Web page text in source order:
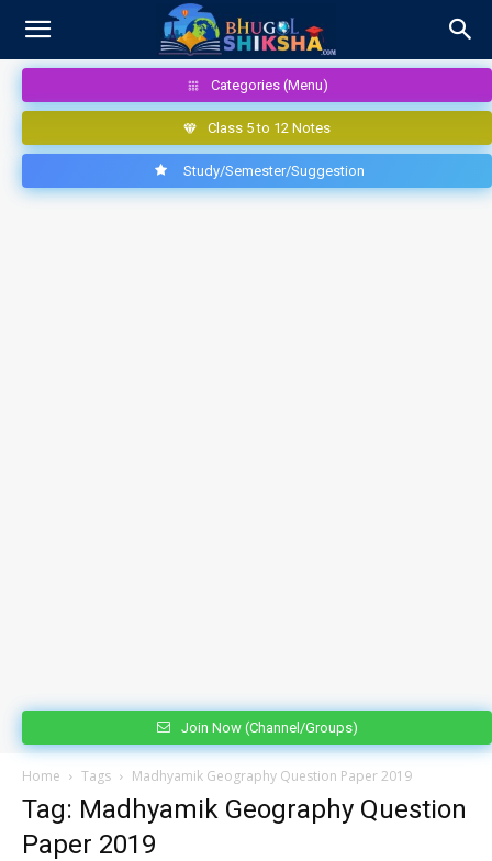
Categories (Menu)
Class 5 to 12 Notes
Study/Semester/Suggestion
Join Now (Channel/Groups)
Home Tags Madhyamik Geography Question Paper 2019
Tag: Madhyamik Geography Question
Paper 2019